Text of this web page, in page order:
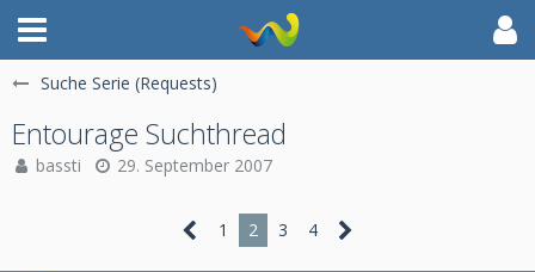
Suche Serie (Requests)
Entourage Suchthread
bassti 29. September 2007
1 2 3 4